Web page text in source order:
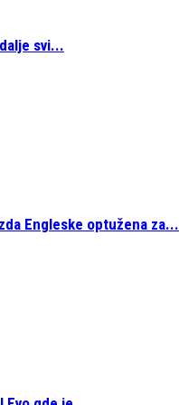
svi...
Engleske optužena za...